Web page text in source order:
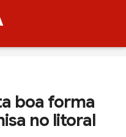
boa forma
no litoral